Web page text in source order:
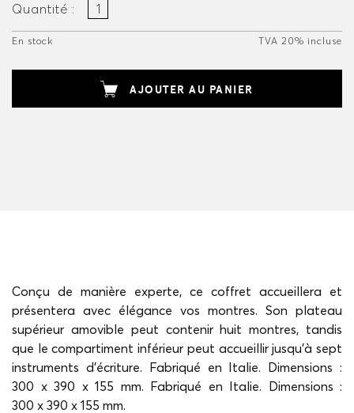
Quantité :
En stock TVA 20% incluse
AJOUTER AU PANIER
Conçu de manière experte, ce coffret accueillera et
présentera avec élégance vos montres. Son plateau
supérieur amovible peut contenir huit montres, tandis
que le compartiment inférieur peut accueillir jusqu'à sept
instruments d'écriture. Fabriqué en Italie. Dimensions :
300 x 390 x 155 mm. Fabriqué en Italie. Dimensions :
300 x 390 x 155 mm.